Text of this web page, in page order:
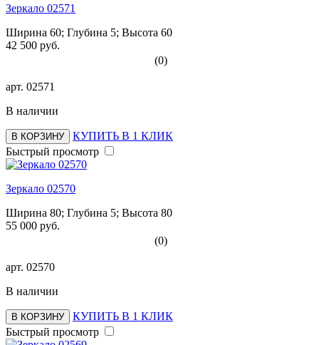
Зеркало 02571
Ширина 60; Глубина 5; Высота 60
42 500 руб.
(0)
арт. 02571
В наличии
В КОРЗИНУ
КУПИТЬ В 1 КЛИК
Быстрый просмотр
Зеркало 02570
Ширина 80; Глубина 5; Высота 80
55 000 руб.
(0)
арт. 02570
В наличии
В КОРЗИНУ
КУПИТЬ В 1 КЛИК
Быстрый просмотр